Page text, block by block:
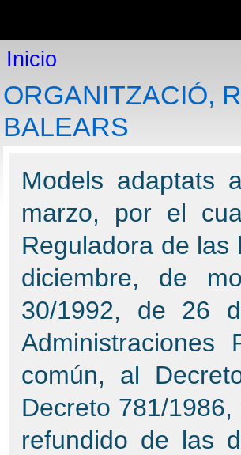
Modelos de expedientes
Legislación
Expediente Electrónico
Programas de gestión
Helios: Gestión policial
GesDoc: Gestión de documentos
PAT: Gestión de Inventarios
Cementerio visual: Visita virtual
GesFin: Gestión Financiera
Gestión de presupuestos
PDP: Protección de datos personales
Atención al cliente
Inicio
ORGANITZACIÓ,
BALEARS
Models adaptats
marzo, por el
Reguladora de las
diciembre, de
30/1992, de 26
Administraciones
común, al
Decreto 781/
refundido de las